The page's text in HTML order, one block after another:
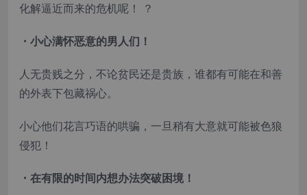
化解逼近而来的危机呢！ ？
・小心满怀恶意的男人们！
人无贵贱之分，不论贫民还是贵族，谁都有可能在和善
的外表下包藏祸心。
小心他们花言巧语的哄骗，一旦稍有大意就可能被色狼
侵犯！
・在有限的时间内想办法突破困境！